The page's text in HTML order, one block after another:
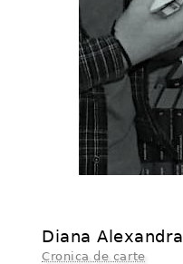
Diana Alexandra
Cronica de carte